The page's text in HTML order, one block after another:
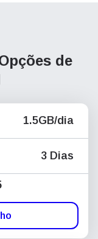
de
1.5GB/dia
3 Dias